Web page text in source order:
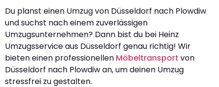
Du planst einen Umzug von Düsseldorf nach Plowdiw
und suchst nach einem zuverlässigen
Umzugsunternehmen? Dann bist du bei Heinz
Umzugsservice aus Düsseldorf genau richtig! Wir
bieten einen professionellen Möbeltransport von
Düsseldorf nach Plowdiw an, um deinen Umzug
stressfrei zu gestalten.